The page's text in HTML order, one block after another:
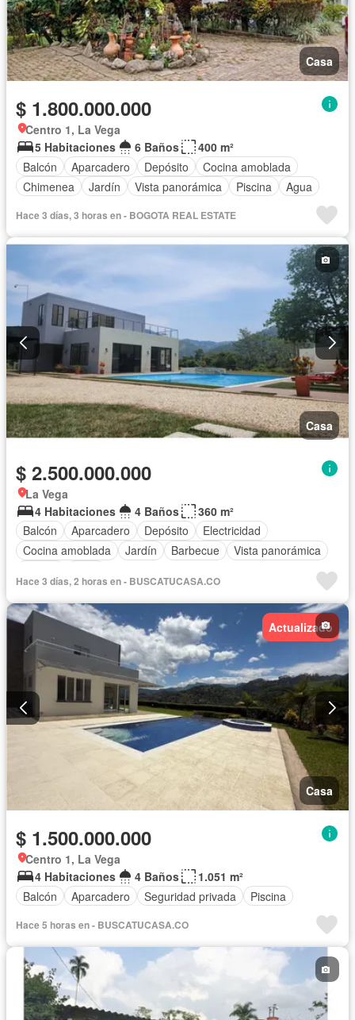
Casa
$ 1.800.000.000
Centro 1, La Vega
5 Habitaciones
6 Baños
400 m²
Balcón
Aparcadero Depósito
Cocina amoblada
Chimenea
Jardín Vista panorámica Piscina Agua
Hace 3 días, 3 horas en - BOGOTA REAL ESTATE
Casa
$ 2.500.000.000
La Vega
4 Habitaciones
4 Baños
360 m²
Balcón
Aparcadero Depósito
Electricidad
Cocina amoblada
Jardín Barbecue
Vista panorámica
Hace 3 días, 2 horas en - BUSCATUCASA.CO
Actualizado
Casa
$ 1.500.000.000
Centro 1, La Vega
4 Habitaciones
4 Baños
1.051 m²
Balcón
Aparcadero Seguridad privada Piscina
Hace 5 horas en - BUSCATUCASA.CO